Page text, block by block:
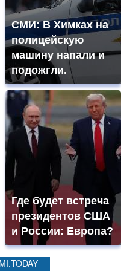
СМИ: В Химках на
полицейскую
машину напали и
подожгли.
Где будет встреча
президентов США
и России: Европа?